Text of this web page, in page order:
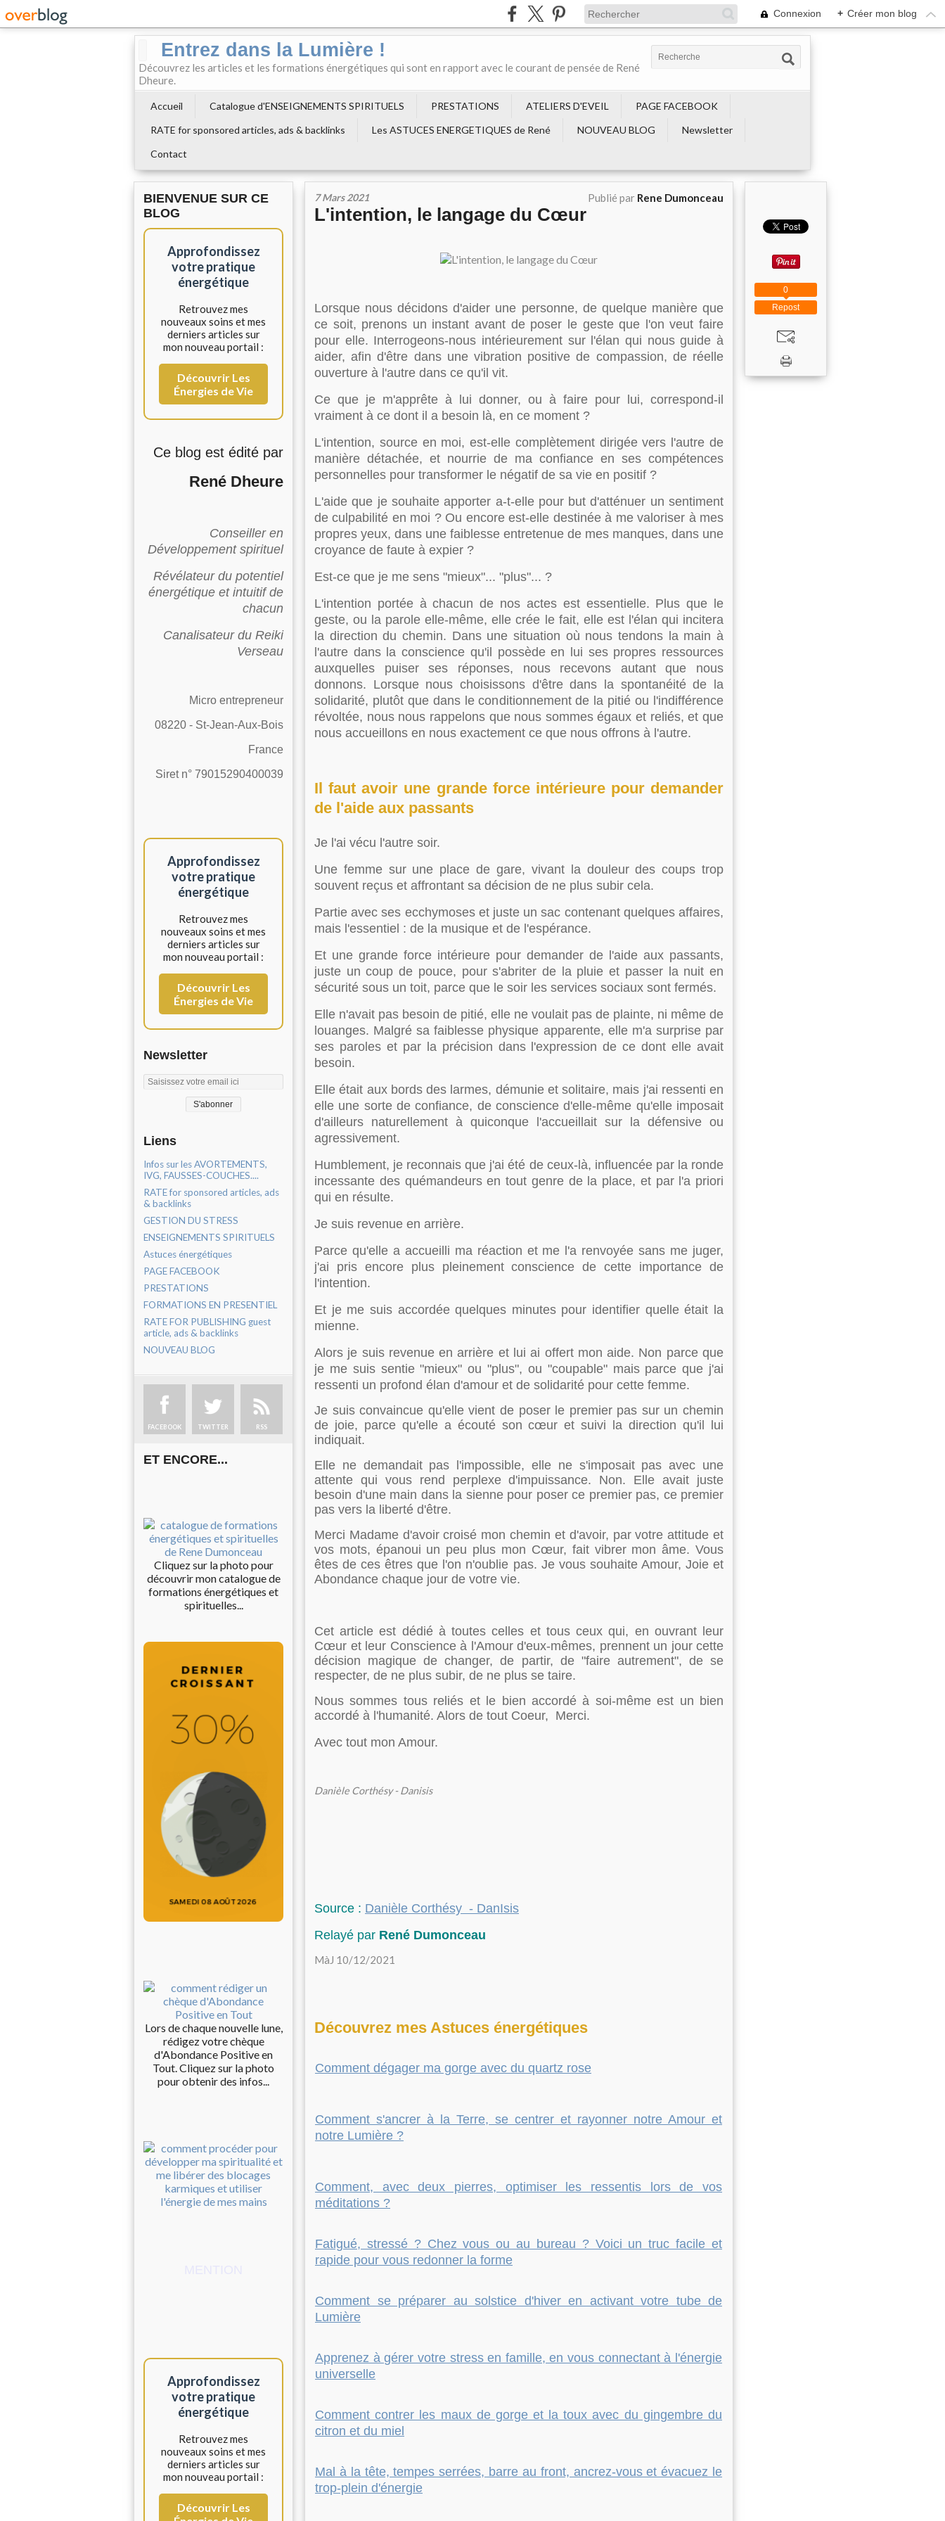
Connexion + Créer mon blog
Entrez dans la Lumière !
Découvrez les articles et les formations énergétiques qui sont en rapport avec le courant de pensée de René
Dheure.
Accueil Catalogue d'ENSEIGNEMENTS SPIRITUELS PRESTATIONS ATELIERS D'EVEIL
PAGE FACEBOOK
RATE for sponsored articles, ads & backlinks
Les ASTUCES ENERGETIQUES de René NOUVEAU BLOG
Newsletter
Contact
BIENVENUE SUR CE
BLOG
Approfondissez
votre pratique
énergétique
Retrouvez mes
nouveaux soins et mes
derniers articles sur
mon nouveau portail :
Découvrir Les
Énergies de Vie
Ce blog est édité par
René Dheure
Conseiller en
Développement spirituel
Révélateur du potentiel
énergétique et intuitif de
chacun
Canalisateur du Reiki
Verseau
Micro entrepreneur
08220 - St-Jean-Aux-Bois
France
Siret n° 79015290400039
Approfondissez
votre pratique
énergétique
Retrouvez mes
nouveaux soins et mes
derniers articles sur
mon nouveau portail :
Découvrir Les
Énergies de Vie
Newsletter
Liens
Infos sur les AVORTEMENTS,
IVG, FAUSSES-COUCHES....
RATE for sponsored articles, ads
& backlinks
GESTION DU STRESS
ENSEIGNEMENTS SPIRITUELS
Astuces énergétiques
PAGE FACEBOOK
PRESTATIONS
FORMATIONS EN PRESENTIEL
RATE FOR PUBLISHING guest
article, ads & backlinks
NOUVEAU BLOG
FACEBOOK TWITTER RSS
ET ENCORE...
Cliquez sur la photo pour
découvrir mon catalogue de
formations énergétiques et
spirituelles...
Lors de chaque nouvelle lune,
rédigez votre chèque
d'Abondance Positive en
Tout. Cliquez sur la photo
pour obtenir des infos...
Approfondissez
votre pratique
énergétique
Retrouvez mes
nouveaux soins et mes
derniers articles sur
mon nouveau portail :
Découvrir Les
7 Mars 2021 Publié par Rene Dumonceau
L'intention, le langage du Cœur
Lorsque nous décidons d'aider une personne, de quelque manière que
ce soit, prenons un instant avant de poser le geste que l'on veut faire
pour elle. Interrogeons-nous intérieurement sur l'élan qui nous guide à
aider, afin d'être dans une vibration positive de compassion, de réelle
ouverture à l'autre dans ce qu'il vit.
Ce que je m'apprête à lui donner, ou à faire pour lui, correspond-il
vraiment à ce dont il a besoin là, en ce moment ?
L'intention, source en moi, est-elle complètement dirigée vers l'autre de
manière détachée, et nourrie de ma confiance en ses compétences
personnelles pour transformer le négatif de sa vie en positif ?
L'aide que je souhaite apporter a-t-elle pour but d'atténuer un sentiment
de culpabilité en moi ? Ou encore est-elle destinée à me valoriser à mes
propres yeux, dans une faiblesse entretenue de mes manques, dans une
croyance de faute à expier ?
Est-ce que je me sens "mieux"... "plus"... ?
L'intention portée à chacun de nos actes est essentielle. Plus que le
geste, ou la parole elle-même, elle crée le fait, elle est l'élan qui incitera
la direction du chemin. Dans une situation où nous tendons la main à
l'autre dans la conscience qu'il possède en lui ses propres ressources
auxquelles puiser ses réponses, nous recevons autant que nous
donnons. Lorsque nous choisissons d'être dans la spontanéité de la
solidarité, plutôt que dans le conditionnement de la pitié ou l'indifférence
révoltée, nous nous rappelons que nous sommes égaux et reliés, et que
nous accueillons en nous exactement ce que nous offrons à l'autre.
Il faut avoir une grande force intérieure pour demander
de l'aide aux passants
Je l'ai vécu l'autre soir.
Une femme sur une place de gare, vivant la douleur des coups trop
souvent reçus et affrontant sa décision de ne plus subir cela.
Partie avec ses ecchymoses et juste un sac contenant quelques affaires,
mais l'essentiel : de la musique et de l'espérance.
Et une grande force intérieure pour demander de l'aide aux passants,
juste un coup de pouce, pour s'abriter de la pluie et passer la nuit en
sécurité sous un toit, parce que le soir les services sociaux sont fermés.
Elle n'avait pas besoin de pitié, elle ne voulait pas de plainte, ni même de
louanges. Malgré sa faiblesse physique apparente, elle m'a surprise par
ses paroles et par la précision dans l'expression de ce dont elle avait
besoin.
Elle était aux bords des larmes, démunie et solitaire, mais j'ai ressenti en
elle une sorte de confiance, de conscience d'elle-même qu'elle imposait
d'ailleurs naturellement à quiconque l'accueillait sur la défensive ou
agressivement.
Humblement, je reconnais que j'ai été de ceux-là, influencée par la ronde
incessante des quémandeurs en tout genre de la place, et par l'a priori
qui en résulte.
Je suis revenue en arrière.
Parce qu'elle a accueilli ma réaction et me l'a renvoyée sans me juger,
j'ai pris encore plus pleinement conscience de cette importance de
l'intention.
Et je me suis accordée quelques minutes pour identifier quelle était la
mienne.
Alors je suis revenue en arrière et lui ai offert mon aide. Non parce que
je me suis sentie "mieux" ou "plus", ou "coupable" mais parce que j'ai
ressenti un profond élan d'amour et de solidarité pour cette femme.
Je suis convaincue qu'elle vient de poser le premier pas sur un chemin
de joie, parce qu'elle a écouté son cœur et suivi la direction qu'il lui
indiquait.
Elle ne demandait pas l'impossible, elle ne s'imposait pas avec une
attente qui vous rend perplexe d'impuissance. Non. Elle avait juste
besoin d'une main dans la sienne pour poser ce premier pas, ce premier
pas vers la liberté d'être.
Merci Madame d'avoir croisé mon chemin et d'avoir, par votre attitude et
vos mots, épanoui un peu plus mon Cœur, fait vibrer mon âme. Vous
êtes de ces êtres que l'on n'oublie pas. Je vous souhaite Amour, Joie et
Abondance chaque jour de votre vie.
Cet article est dédié à toutes celles et tous ceux qui, en ouvrant leur
Cœur et leur Conscience à l'Amour d'eux-mêmes, prennent un jour cette
décision magique de changer, de partir, de "faire autrement", de se
respecter, de ne plus subir, de ne plus se taire.
Nous sommes tous reliés et le bien accordé à soi-même est un bien
accordé à l'humanité. Alors de tout Coeur, Merci.
Avec tout mon Amour.
Danièle Corthésy - Danisis
Source : Danièle Corthésy - DanIsis
Relayé par René Dumonceau
MàJ 10/12/2021
Découvrez mes Astuces énergétiques
Comment dégager ma gorge avec du quartz rose
Comment s'ancrer à la Terre, se centrer et rayonner notre Amour et
notre Lumière ?
Comment, avec deux pierres, optimiser les ressentis lors de vos
méditations ?
Fatigué, stressé ? Chez vous ou au bureau ? Voici un truc facile et
rapide pour vous redonner la forme
Comment se préparer au solstice d'hiver en activant votre tube de
Lumière
Apprenez à gérer votre stress en famille, en vous connectant à l'énergie
universelle
Comment contrer les maux de gorge et la toux avec du gingembre du
citron et du miel
Mal à la tête, tempes serrées, barre au front, ancrez-vous et évacuez le
trop-plein d'énergie
Repost
0